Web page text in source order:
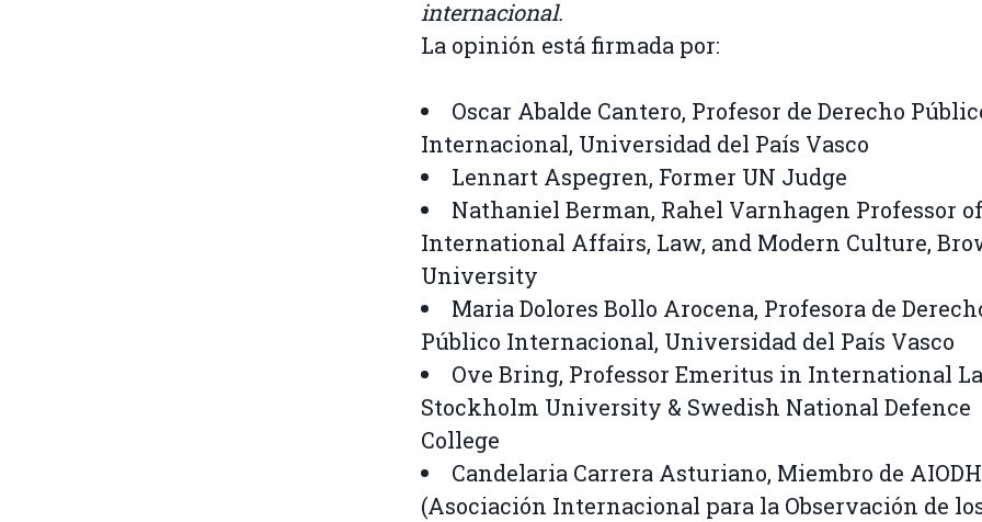
internacional.
La opinión está firmada por:
Oscar Abalde Cantero, Profesor de Derecho
Internacional, Universidad del País Vasco
Lennart Aspegren, Former UN Judge
Nathaniel Berman, Rahel Varnhagen Professor of
International Affairs, Law, and Modern Culture,
University
Maria Dolores Bollo Arocena, Profesora de
Público Internacional, Universidad del País Vasco
Ove Bring, Professor Emeritus in International
Stockholm University & Swedish National Defence
College
Candelaria Carrera Asturiano, Miembro de AIODH
(Asociación Internacional para la Observación de